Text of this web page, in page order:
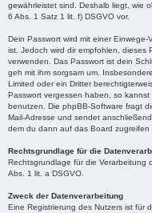
gewährleistet sind. Deshalb liegt, wie
6 Abs. 1 Satz 1 lit. f) DSGVO vor.
Dein Passwort wird mit einer
ist. Jedoch wird dir empfohlen, dieses
verwenden. Das Passwort ist dein
geh mit ihm sorgsam um.
Limited oder ein Dritter
Passwort vergessen haben, so
benutzen. Die phpBB-Software fragt
Mail-Adresse und sendet
dem du dann auf das Board zugreifen
Rechtsgrundlage für die
Rechtsgrundlage für die Verarbeitung
Abs. 1 lit. a DSGVO.
Zweck der Datenverarbeitung
Eine Registrierung des Nutzers ist für